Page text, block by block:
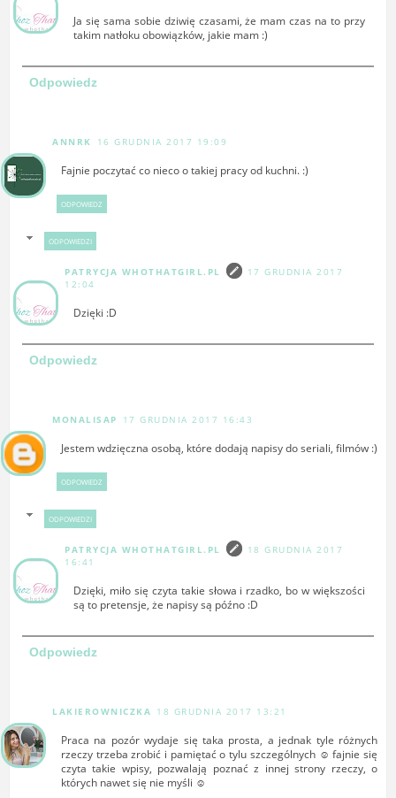
Ja się sama sobie dziwię czasami, że mam czas na to przy
takim natłoku obowiązków, jakie mam :)
Odpowiedz
ANNRK 16 GRUDNIA 2017 19:09
Fajnie poczytać co nieco o takiej pracy od kuchni. :)
ODPOWIEDZ
ODPOWIEDZI
PATRYCJA WHOTHATGIRL.PL
17 GRUDNIA 2017
12:04
Dzięki :D
Odpowiedz
MONALISAP 17 GRUDNIA 2017 16:43
Jestem wdzięczna osobą, które dodają napisy do seriali, filmów :)
ODPOWIEDZ
ODPOWIEDZI
PATRYCJA WHOTHATGIRL.PL
18 GRUDNIA 2017
16:41
Dzięki, miło się czyta takie słowa i rzadko, bo w większości
są to pretensje, że napisy są późno :D
Odpowiedz
LAKIEROWNICZKA 18 GRUDNIA 2017 13:21
Praca na pozór wydaje się taka prosta, a jednak tyle różnych
rzeczy trzeba zrobić i pamiętać o tylu szczególnych ☺ fajnie się
czyta takie wpisy, pozwalają poznać z innej strony rzeczy, o
których nawet się nie myśli ☺